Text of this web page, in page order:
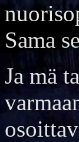
Sama
Ja mä